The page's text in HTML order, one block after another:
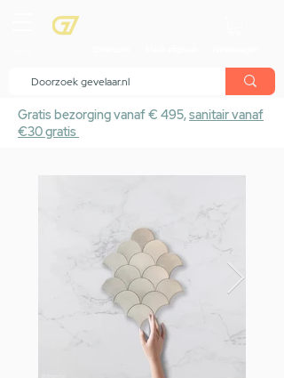
Gratis bezorging vanaf € 495,sanitair vanaf
€30 gratis